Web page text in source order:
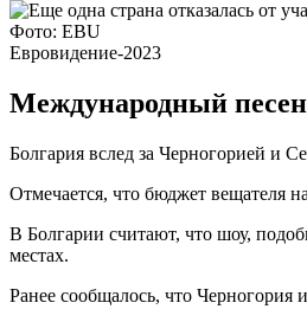
Фото: EBU
Евровидение-2023
Международный
Болгария вслед за Черногорией и
Отмечается, что бюджет вещателя
В Болгарии считают, что шоу,
местах.
Ранее сообщалось, что Черногория